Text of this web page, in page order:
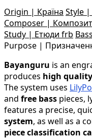
Origin | Країна Style |
Composer |
Study | Етюди frb
Purpose |
Bayanguru is an
produces high
The system uses
and free bass pieces,
features a precise,
system, as well as a
piece classification